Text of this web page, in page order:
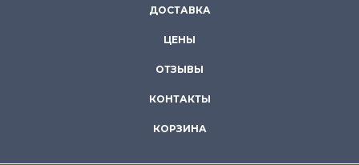
ДОСТАВКА
ЦЕНЫ
ОТЗЫВЫ
КОНТАКТЫ
КОРЗИНА